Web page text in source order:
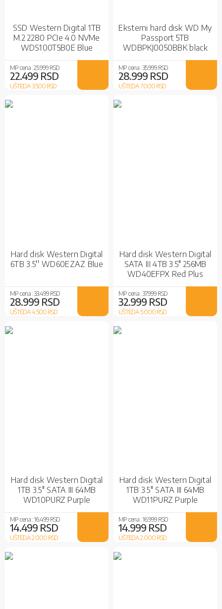
SSD Western Digital 1TB
M.2 2280 PCIe 4.0 NVMe
WDS100T5B0E Blue
SN5100
MP cena :25.999 RSD
22.499 RSD
UŠTEDA 3.500RSD
Eksterni hard disk WD My
Passport 5TB
WDBPKJ0050BBK black
MP cena :35.999 RSD
28.999 RSD
UŠTEDA 7.000RSD
Hard disk Western Digital
6TB 3.5'' WD60EZAZ Blue
MP cena :33.499 RSD
28.999 RSD
UŠTEDA 4.500RSD
Hard disk Western Digital
SATA III 4TB 3.5" 256MB
WD40EFPX Red Plus
MP cena :37.999 RSD
32.999 RSD
UŠTEDA 5.000RSD
Hard disk Western Digital
1TB 3.5" SATA III 64MB
WD10PURZ Purple
MP cena :16.499 RSD
14.499 RSD
UŠTEDA 2.000RSD
Hard disk Western Digital
1TB 3.5" SATA III 64MB
WD11PURZ Purple
MP cena :16.999 RSD
14.999 RSD
UŠTEDA 2.000RSD